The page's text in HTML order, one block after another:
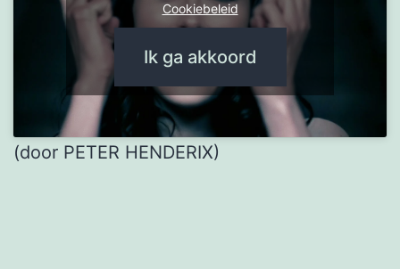
Cookiebeleid
Ik ga akkoord
(door PETER HENDERIX)